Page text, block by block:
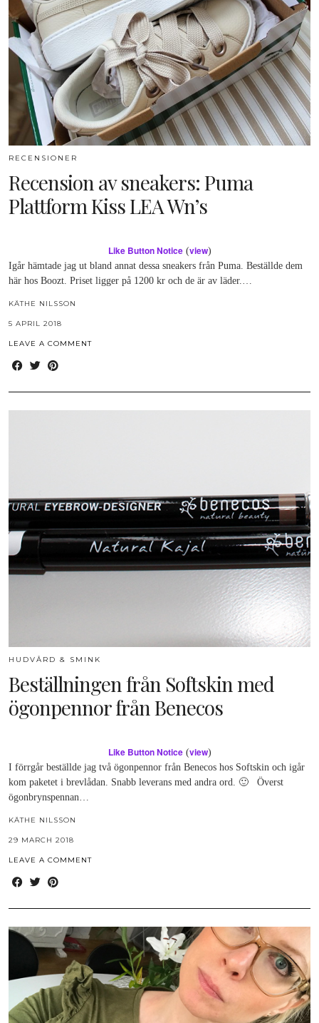
RECENSIONER
Recension av sneakers: Puma
Plattform Kiss LEA Wn’s
Like Button Notice(view)
Igår hämtade jag ut bland annat dessa sneakers från Puma. Beställde dem
här hos Boozt. Priset ligger på 1200 kr och de är av läder.…
KÄTHE NILSSON
5 APRIL 2018
LEAVE A COMMENT
HUDVÅRD & SMINK
Beställningen från Softskin med
ögonpennor från Benecos
Like Button Notice(view)
I förrgår beställde jag två ögonpennor från Benecos hos Softskin och igår
kom paketet i brevlådan. Snabb leverans med andra ord. 🙂 Överst
ögonbrynspennan…
KÄTHE NILSSON
29 MARCH 2018
LEAVE A COMMENT